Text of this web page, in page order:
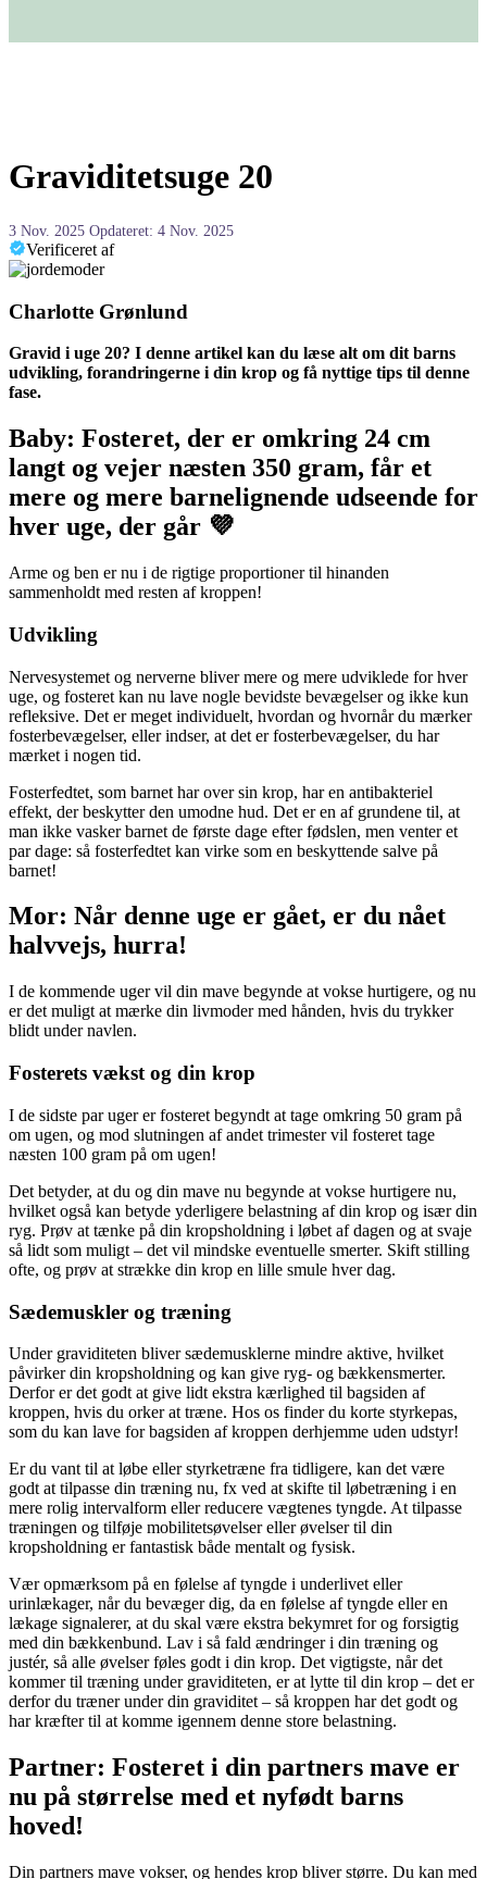
Graviditetsuge 20
3 Nov. 2025 Opdateret: 4 Nov. 2025
Verificeret af
Charlotte Grønlund
Gravid i uge 20? I denne artikel kan du læse alt om dit barns
udvikling, forandringerne i din krop og få nyttige tips til denne
fase.
Baby: Fosteret, der er omkring 24 cm
langt og vejer næsten 350 gram, får et
mere og mere barnelignende udseende for
hver uge, der går 💜
Arme og ben er nu i de rigtige proportioner til hinanden
sammenholdt med resten af kroppen!
Udvikling
Nervesystemet og nerverne bliver mere og mere udviklede for hver
uge, og fosteret kan nu lave nogle bevidste bevægelser og ikke kun
refleksive. Det er meget individuelt, hvordan og hvornår du mærker
fosterbevægelser, eller indser, at det er fosterbevægelser, du har
mærket i nogen tid.
Fosterfedtet, som barnet har over sin krop, har en antibakteriel
effekt, der beskytter den umodne hud. Det er en af grundene til, at
man ikke vasker barnet de første dage efter fødslen, men venter et
par dage: så fosterfedtet kan virke som en beskyttende salve på
barnet!
Mor: Når denne uge er gået, er du nået
halvvejs, hurra!
I de kommende uger vil din mave begynde at vokse hurtigere, og nu
er det muligt at mærke din livmoder med hånden, hvis du trykker
blidt under navlen.
Fosterets vækst og din krop
I de sidste par uger er fosteret begyndt at tage omkring 50 gram på
om ugen, og mod slutningen af andet trimester vil fosteret tage
næsten 100 gram på om ugen!
Det betyder, at du og din mave nu begynde at vokse hurtigere nu,
hvilket også kan betyde yderligere belastning af din krop og især din
ryg. Prøv at tænke på din kropsholdning i løbet af dagen og at svaje
så lidt som muligt – det vil mindske eventuelle smerter. Skift stilling
ofte, og prøv at strække din krop en lille smule hver dag.
Sædemuskler og træning
Under graviditeten bliver sædemusklerne mindre aktive, hvilket
påvirker din kropsholdning og kan give ryg- og bækkensmerter.
Derfor er det godt at give lidt ekstra kærlighed til bagsiden af
kroppen, hvis du orker at træne. Hos os finder du korte styrkepas,
som du kan lave for bagsiden af kroppen derhjemme uden udstyr!
Er du vant til at løbe eller styrketræne fra tidligere, kan det være
godt at tilpasse din træning nu, fx ved at skifte til løbetræning i en
mere rolig intervalform eller reducere vægtenes tyngde. At tilpasse
træningen og tilføje mobilitetsøvelser eller øvelser til din
kropsholdning er fantastisk både mentalt og fysisk.
Vær opmærksom på en følelse af tyngde i underlivet eller
urinlækager, når du bevæger dig, da en følelse af tyngde eller en
lækage signalerer, at du skal være ekstra bekymret for og forsigtig
med din bækkenbund. Lav i så fald ændringer i din træning og
justér, så alle øvelser føles godt i din krop. Det vigtigste, når det
kommer til træning under graviditeten, er at lytte til din krop – det er
derfor du træner under din graviditet – så kroppen har det godt og
har kræfter til at komme igennem denne store belastning.
Partner: Fosteret i din partners mave er
nu på størrelse med et nyfødt barns
hoved!
Din partners mave vokser, og hendes krop bliver større. Du kan med